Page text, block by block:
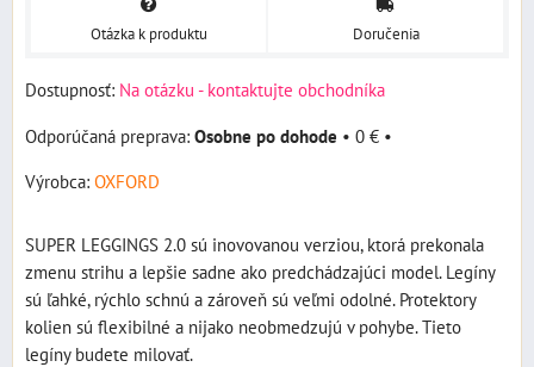
Otázka k produktu Doručenia
Dostupnosť: Na otázku - kontaktujte obchodníka
Osobne po dohode • 0 € •
Výrobca: OXFORD
SUPER LEGGINGS 2.0 sú inovovanou verziou, ktorá prekonala
zmenu strihu a lepšie sadne ako predchádzajúci model. Legíny
sú ľahké, rýchlo schnú a zároveň sú veľmi odolné. Protektory
kolien sú flexibilné a nijako neobmedzujú v pohybe. Tieto
legíny budete milovať.